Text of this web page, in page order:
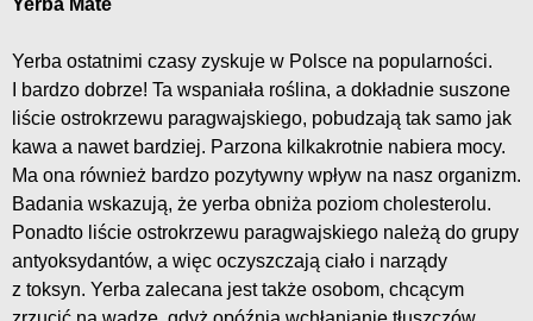
Yerba Mate
Yerba ostatnimi czasy zyskuje w Polsce na popularności.
I bardzo dobrze! Ta wspaniała roślina, a dokładnie suszone
liście ostrokrzewu paragwajskiego, pobudzają tak samo jak
kawa a nawet bardziej. Parzona kilkakrotnie nabiera mocy.
Ma ona również bardzo pozytywny wpływ na nasz organizm.
Badania wskazują, że yerba obniża poziom cholesterolu.
Ponadto liście ostrokrzewu paragwajskiego należą do grupy
antyoksydantów, a więc oczyszczają ciało i narządy
z toksyn. Yerba zalecana jest także osobom, chcącym